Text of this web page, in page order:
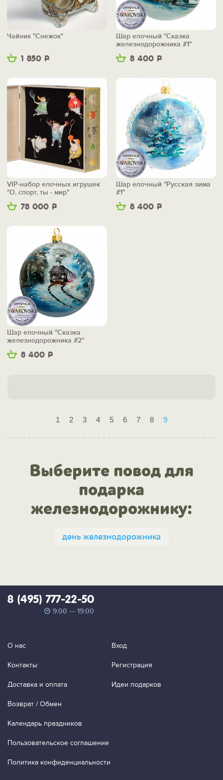
1 850 Р
Чайник "Снежок"
8 400 Р
Шар елочный "Сказка
железнодорожника #1"
78 000 Р
VIP-набор елочных игрушек
"О, спорт, ты - мир"
8 400 Р
Шар елочный "Русская зима
#1"
8 400 Р
Шар елочный "Сказка
железнодорожника #2"
1 2 3 4 5 6 7 8 9
Выберите повод для
подарка
железнодорожнику:
день железнодорожника
8 (495) 777-22-50
9:00 — 19:00
О нас
Контакты
Доставка и оплата
Возврат / Обмен
Календарь праздников
Пользовательское соглашение
Политика конфиденциальности
Вход
Регистрация
Идеи подарков